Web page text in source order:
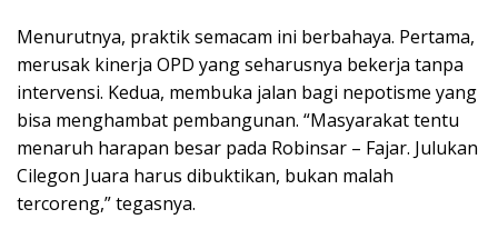
Menurutnya, praktik semacam ini berbahaya. Pertama,
merusak kinerja OPD yang seharusnya bekerja tanpa
intervensi. Kedua, membuka jalan bagi nepotisme yang
bisa menghambat pembangunan. “Masyarakat tentu
menaruh harapan besar pada Robinsar – Fajar. Julukan
Cilegon Juara harus dibuktikan, bukan malah
tercoreng,” tegasnya.